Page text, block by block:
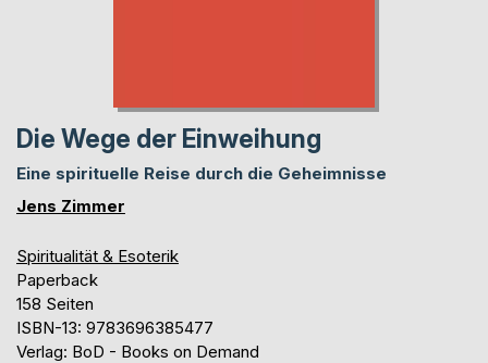
Die Wege der Einweihung
Eine spirituelle Reise durch die Geheimnisse
Jens Zimmer
Spiritualität & Esoterik
Paperback
158 Seiten
ISBN-13: 9783696385477
Verlag: BoD - Books on Demand